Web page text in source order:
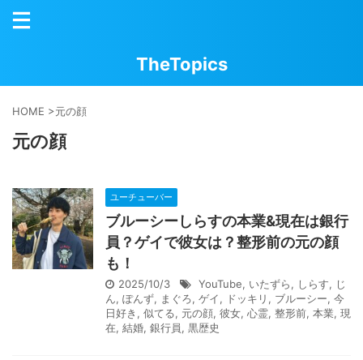
TheTopics
HOME >元の顔
元の顔
ユーチューバー
ブルーシーしらすの本業&現在は銀行
員？ゲイで彼女は？整形前の元の顔
も！
2025/10/3 YouTube, いたずら, しらす, じ
ん, ぽんず, まぐろ, ゲイ, ドッキリ , ブルーシー, 今
日好き , 似てる, 元の顔, 彼女, 心霊, 整形前, 本業, 現
在, 結婚, 銀行員, 黒歴史